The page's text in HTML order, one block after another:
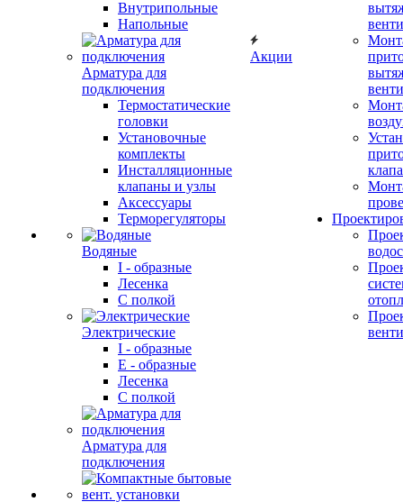
Внутрипольные
Напольные
Арматура для
подключения
Термостатические
головки
Установочные
комплекты
Инсталляционные
клапаны и узлы
Аксессуары
Терморегуляторы
Водяные
I - образные
Лесенка
С полкой
Электрические
I - образные
E - образные
Лесенка
С полкой
Арматура для
подключения
Акции